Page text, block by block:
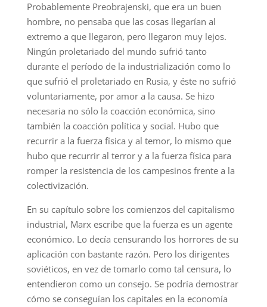
Probablemente Preobrajenski, que era un buen
hombre, no pensaba que las cosas llegarían al
extremo a que llegaron, pero llegaron muy lejos.
Ningún proletariado del mundo sufrió tanto
durante el período de la industrialización como lo
que sufrió el proletariado en Rusia, y éste no sufrió
voluntariamente, por amor a la causa. Se hizo
necesaria no sólo la coacción económica, sino
también la coacción política y social. Hubo que
recurrir a la fuerza física y al temor, lo mismo que
hubo que recurrir al terror y a la fuerza física para
romper la resistencia de los campesinos frente a la
colectivización.
En su capítulo sobre los comienzos del capitalismo
industrial, Marx escribe que la fuerza es un agente
económico. Lo decía censurando los horrores de su
aplicación con bastante razón. Pero los dirigentes
soviéticos, en vez de tomarlo como tal censura, lo
entendieron como un consejo. Se podría demostrar
cómo se conseguían los capitales en la economía